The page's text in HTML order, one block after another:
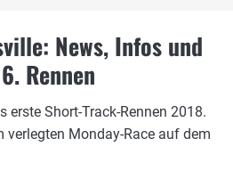
News, Infos und
Rennen
erste Short-Track-Rennen 2018.
verlegten Monday-Race auf dem